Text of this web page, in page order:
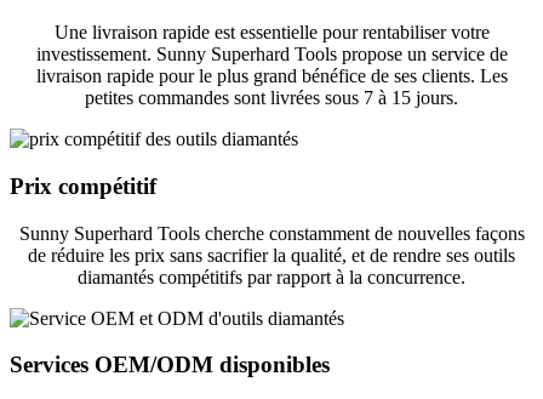
Une livraison rapide est essentielle pour rentabiliser votre
investissement. Sunny Superhard Tools propose un service de
livraison rapide pour le plus grand bénéfice de ses clients. Les
petites commandes sont livrées sous 7 à 15 jours.
Prix ​​compétitif
Sunny Superhard Tools cherche constamment de nouvelles façons
de réduire les prix sans sacrifier la qualité, et de rendre ses outils
diamantés compétitifs par rapport à la concurrence.
Services OEM/ODM disponibles